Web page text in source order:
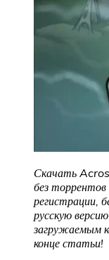
Скачать
без торрентов
регистрации,
русскую
загружаемым
конце статьи!